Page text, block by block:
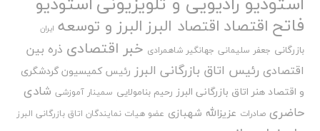
فاتح اقتصاد اقتصاد البرزالبرز و توسعه ایران
بازرگانی جعفر سلیمانی جهانگیر شاهمرادی خبر اقتصادی ذره بین
اقتصادی رئیس اتاق بازرگانی البرز رئیس کمیسیون گردشگری
و اقتصاد هنر اتاق بازرگانی البرز رحیم بنامولایی سمینار آموزشی شادی
حاضری صادرات عزیزالله شهبازی عضو هیات نمایندگان اتاق بازرگانی البرز